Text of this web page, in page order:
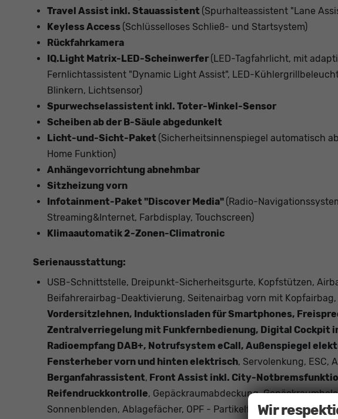
Travel Assist inkl. Stauassistent (Spurhalteassistent "Lane
Keyless Access (Schlüsselloses Schließ- und Startsystem)
Rückfahrkamera
IQ.Light Matrix-LED-Scheinwerfer (LED-Tagfahrlicht, mit
Fernlichtassistent "Dynamic Light Assist", LED-
Blinkern, Lichtsensor)
Spurwechselassistent inkl. Toter-Winkel-Sensor
Scheiben ab der B-Säule abgedunkelt
Licht-und-Sicht-Paket (Sicherheitsinnenspiegel automatisch
Home Funktion)
Anhängevorrichtung abnehmbar
Sitzheizung vorn
Infotainment-Paket "Discover Media" (Radio-
Streaming&Internet, Farbdisplay, Touchscreen)
Klimaautomatik 2-Zonen-Climatronic
Serienausstattung:
USB-Schnittstelle, Dreipunkt-Sicherheitsgurte, Kopfstützen,
Beifahrerairbag-Deaktivierung, Seitenairbag vorn mit Kopfairbag,
Vordersitzlehnen, Induktionsladen für Smartphones,
Zentralverriegelung mit Funkfernbedienung, Digital Cockpit
Radioempfang DAB+, Notrufsystem eCall, Außenspiegel
Fensterheber vorn und hinten elektrisch, Servolenkung, ESC,
Berganfahrassistent, Front Assist inkl. City-
Reifendruckkontrolle, Gepäckraumabdeckung,
Sonnenblenden, Ablagefächer, OPF - Partikelfilter, Leseleuchten
Wir